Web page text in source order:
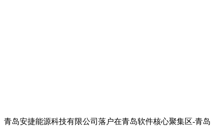
青岛安捷能源科技有限公司落户在青岛软件核心聚集区-青岛